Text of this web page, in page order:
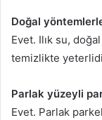
Doğal
Evet. Ilık su,
temizlikte
Parlak yüzeyli
Evet. Parlak